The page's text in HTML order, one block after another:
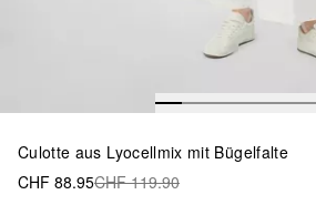
Culotte aus Lyocellmix mit Bügelfalte
CHF 88.95CHF 119.90